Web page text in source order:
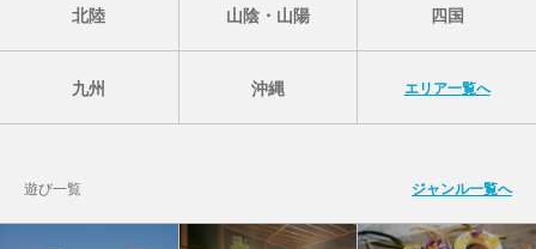
北陸 山陰・山陽 四国
九州 沖縄 エリア一覧へ
遊び一覧 ジャンル一覧へ